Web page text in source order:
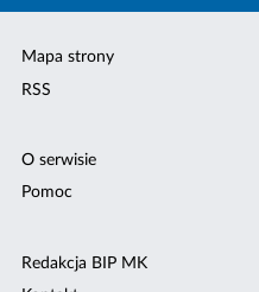
Mapa strony
RSS
O serwisie
Pomoc
Redakcja BIP MK